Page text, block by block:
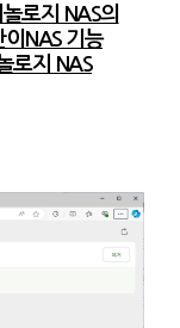
로지 NAS의
이NAS 기능
로지 NAS